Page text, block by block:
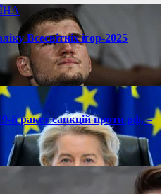
Всесвітніх ігор-2025
й ракет санкцій проти рф, –